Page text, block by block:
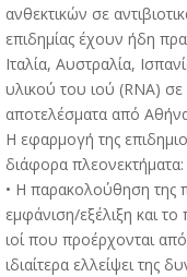
ανθεκτικών σε
επιδημίας έχουν ήδη
Ιταλία, Αυστραλία,
υλικού του ιού (RNA)
αποτελέσματα από
Η εφαρμογή της
διάφορα πλεονεκτήματα:
• Η παρακολούθηση της
εμφάνιση/εξέλιξη και το
ιοί που προέρχονται
ιδιαίτερα ελλείψει της